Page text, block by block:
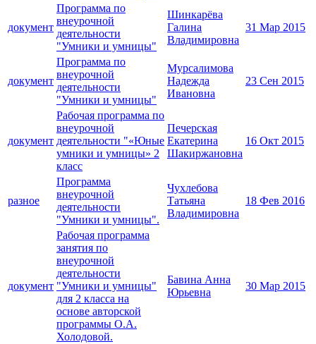
документ
Программа по
внеурочной
деятельности
"Умники и умницы"
Шинкарёва
Галина
Владимировна
31 Мар 2015
документ
Программа по
внеурочной
деятельности
"Умники и умницы"
Мурсалимова
Надежда
Ивановна
23 Сен 2015
документ
Рабочая программа по
внеурочной
деятельности "«Юные
умники и умницы» 2
класс
Печерская
Екатерина
Шакиржановна
16 Окт 2015
разное
Программа
внеурочной
деятельности
"Умники и умницы".
Чухлебова
Татьяна
Владимировна
18 Фев 2016
документ
Рабочая программа
занятия по
внеурочной
деятельности
"Умники и умницы"
для 2 класса на
основе авторской
программы О.А.
Холодовой.
Бавина Анна
Юрьевна
30 Мар 2015